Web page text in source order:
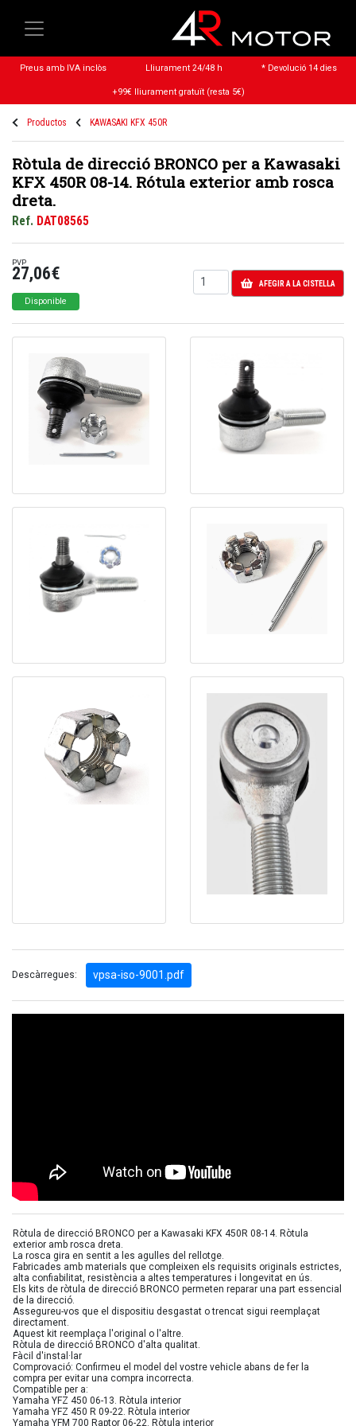
Preus amb IVA inclòs Lliurament 24/48 h * Devolució 14 dies
+99€ lliurament gratuït (resta 5€)
Productos KAWASAKI KFX 450R
Ròtula de direcció BRONCO per a Kawasaki
KFX 450R 08-14. Rótula exterior amb rosca
dreta.
Ref. DAT08565
PVP
27,06€
Disponible
AFEGIR A LA CISTELLA
Descàrregues: vpsa-iso-9001.pdf
Ròtula de direcció BRONCO per a Kawasaki KFX 450R 08-14. Ròtula
exterior amb rosca dreta.
La rosca gira en sentit a les agulles del rellotge.
Fabricades amb materials que compleixen els requisits originals estrictes,
alta confiabilitat, resistència a altes temperatures i longevitat en ús.
Els kits de ròtula de direcció BRONCO permeten reparar una part essencial
de la direcció.
Assegureu-vos que el dispositiu desgastat o trencat sigui reemplaçat
directament.
Aquest kit reemplaça l'original o l'altre.
Ròtula de direcció BRONCO d'alta qualitat.
Fàcil d'instal·lar
Comprovació: Confirmeu el model del vostre vehicle abans de fer la
compra per evitar una compra incorrecta.
Compatible per a:
Yamaha YFZ 450 06-13. Ròtula interior
Yamaha YFZ 450 R 09-22. Ròtula interior
Yamaha YFM 700 Raptor 06-22. Ròtula interior